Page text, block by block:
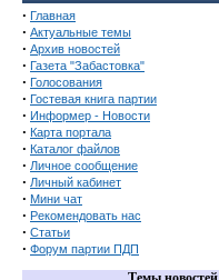
· Главная
· Актуальные темы
· Архив новостей
· Газета "Забастовка"
· Голосования
· Гостевая книга партии
· Информер - Новости
· Карта портала
· Каталог файлов
· Личное сообщение
· Личный кабинет
· Мини чат
· Рекомендовать нас
· Статьи
· Форум партии ПДП